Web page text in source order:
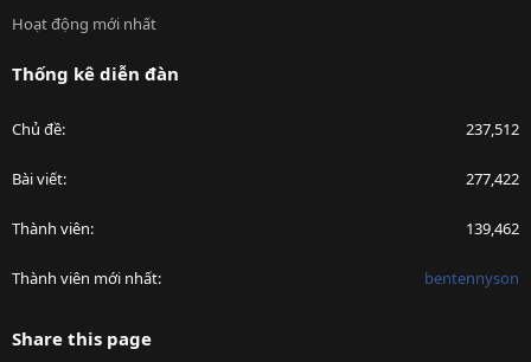
Hoạt động mới nhất
Thống kê diễn đàn
Chủ đề 237,512
Bài viết 277,422
Thành viên 139,462
Thành viên mới nhất bentennyson
Share this page